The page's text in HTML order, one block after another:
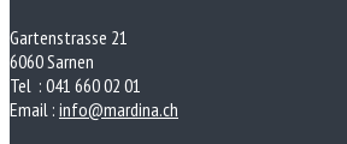
Gartenstrasse 21
6060 Sarnen
Tel : 041 660 02 01
Email : info@mardina.ch